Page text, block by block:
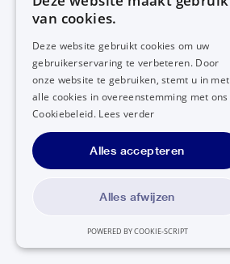
van cookies.
Deze website gebruikt cookies om uw
gebruikerservaring te verbeteren. Door
onze website te gebruiken, stemt u in met
alle cookies in overeenstemming met ons
Cookiebeleid. Lees verder
Alles accepteren
Alles afwijzen
POWERED BY COOKIE-SCRIPT